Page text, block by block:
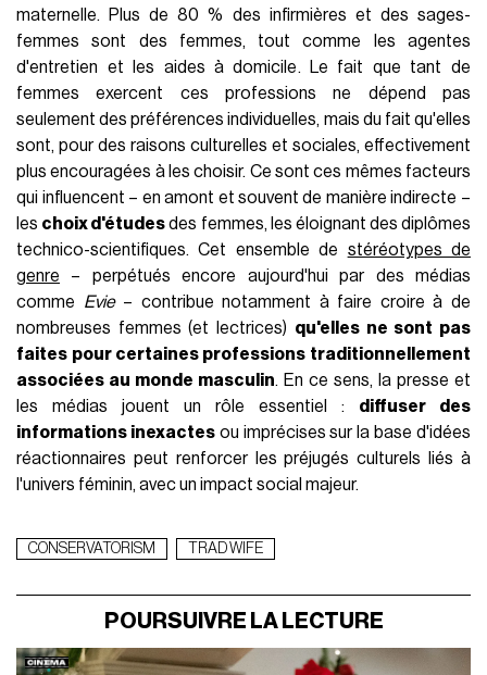
maternelle. Plus de 80 % des infirmières et des sages-
femmes sont des femmes, tout comme les agentes
d'entretien et les aides à domicile. Le fait que tant de
femmes exercent ces professions ne dépend pas
seulement des préférences individuelles, mais du fait qu'elles
sont, pour des raisons culturelles et sociales, effectivement
plus encouragées à les choisir. Ce sont ces mêmes facteurs
qui influencent – en amont et souvent de manière indirecte –
les choix d'étudesdes femmes, les éloignant des diplômes
technico-scientifiques. Cet ensemble de stéréotypes de
genre – perpétués encore aujourd'hui par des médias
comme Evie– contribue notamment à faire croire à de
nombreuses femmes (et lectrices) qu'elles ne sont pas
faites pour certaines professions traditionnellement
associées au monde masculin. En ce sens, la presse et
les médias jouent un rôle essentiel : diffuser des
informations inexactesou imprécises sur la base d'idées
réactionnaires peut renforcer les préjugés culturels liés à
l'univers féminin, avec un impact social majeur.
CONSERVATORISM TRAD WIFE
POURSUIVRE LA LECTURE